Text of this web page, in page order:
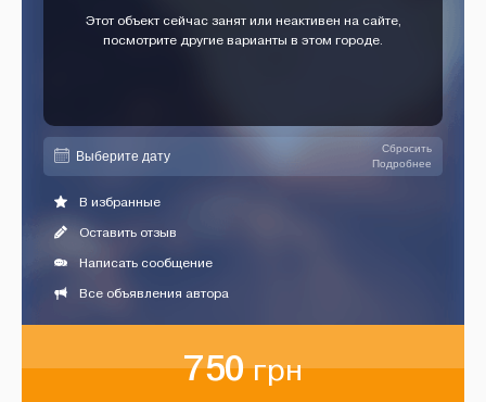
Этот объект сейчас занят или неактивен на сайте,
посмотрите другие варианты в этом городе.
Сбросить
Подробнее
В избранные
Оставить отзыв
Написать сообщение
Все объявления автора
750грн